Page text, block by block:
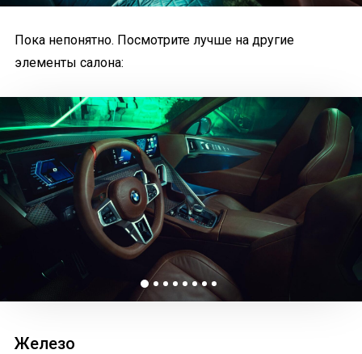
Пока непонятно. Посмотрите лучше на другие
элементы салона:
Железо